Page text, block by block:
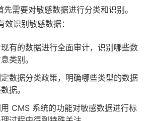
先需要对敏感数据进行分类和识别。
识别敏感数据：
现有的数据进行全面审计，识别哪些数
类别。
定数据分类政策，明确哪些类型的数据
据。
用 CMS 系统的功能对敏感数据进行标